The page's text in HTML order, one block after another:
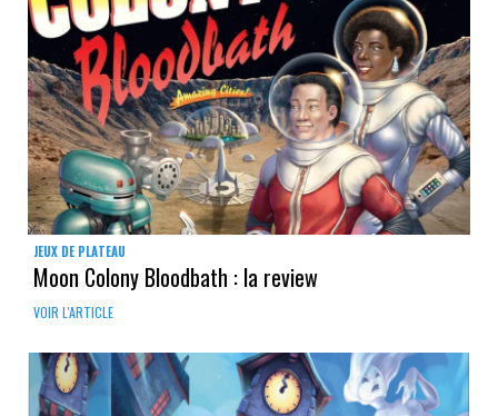
JEUX DE PLATEAU
Moon Colony Bloodbath : la review
VOIR L'ARTICLE